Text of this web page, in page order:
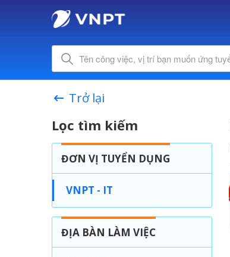
Trở lại
Lọc tìm kiếm
ĐƠN VỊ TUYỂN DỤNG
VNPT - IT
ĐỊA BÀN LÀM VIỆC